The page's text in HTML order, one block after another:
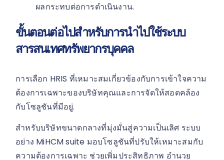
ผลกระทบต่อการดำเนินงาน.
ขั้นตอนต่อไปสำหรับการนำไปใช้ระบบ
สารสนเทศทรัพยากรบุคคล
การเลือก HRIS ที่เหมาะสมเกี่ยวข้องกับการเข้าใจความ
ต้องการเฉพาะของบริษัทคุณและการจัดให้สอดคล้อง
กับโซลูชันที่มีอยู่.
สำหรับบริษัทขนาดกลางที่มุ่งมั่นสู่ความเป็นเลิศ ระบบ
อย่าง MiHCM suite มอบโซลูชันที่ปรับให้เหมาะสมกับ
ความต้องการเฉพาะ ช่วยเพิ่มประสิทธิภาพ อำนวย